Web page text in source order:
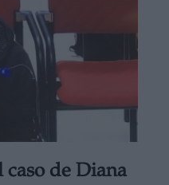
caso de Diana